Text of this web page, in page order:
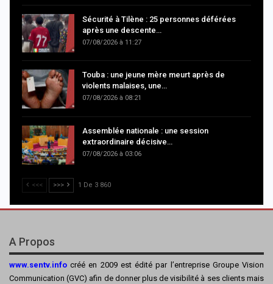
Sécurité à Tilène : 25 personnes déférées
après une descente…
07/08/2026 à 11:27
Touba : une jeune mère meurt après de
violents malaises, une…
07/08/2026 à 08:21
Assemblée nationale : une session
extraordinaire décisive…
07/08/2026 à 03:06
<<< >>> 1 De 3 860
A Propos
www.sentv.info créé en 2009 est édité par l’entreprise Groupe Vision
Communication (GVC) afin de donner plus de visibilité à ses clients mais